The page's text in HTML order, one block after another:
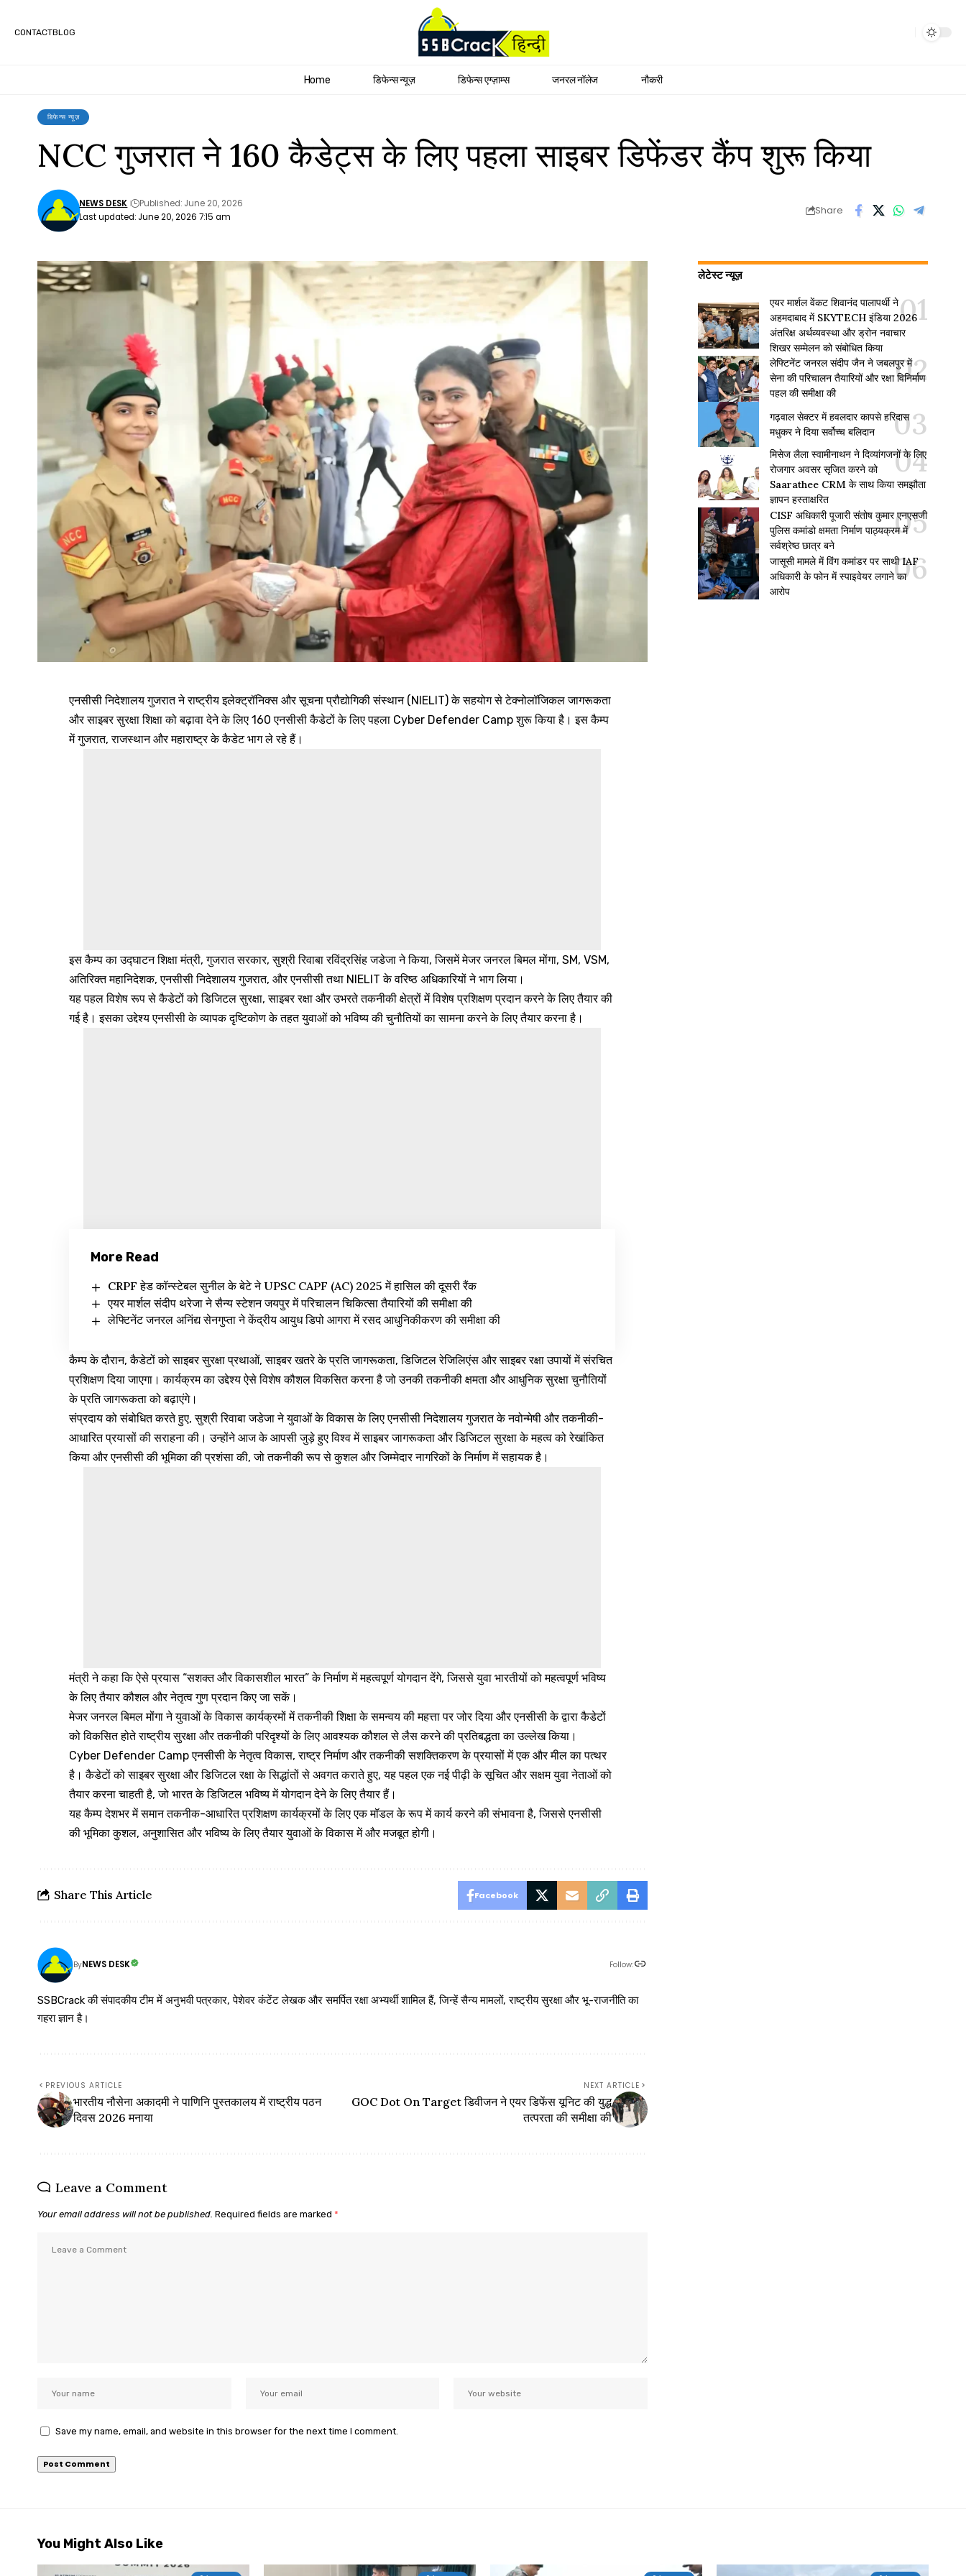
CONTACTBLOG
Home डिफेन्स न्यूज़ डिफेन्स एग्ज़ाम्स जनरल नॉलेज नौकरी
डिफेन्स न्यूज़
NCC गुजरात ने 160 कैडेट्स के लिए पहला साइबर डिफेंडर कैंप शुरू किया
Last updated: June 20, 2026 7:15 am
NEWS DESK Published: June 20, 2026
Share
एनसीसी निदेशालय गुजरात ने राष्ट्रीय इलेक्ट्रॉनिक्स और सूचना प्रौद्योगिकी संस्थान (NIELIT) के सहयोग से टेक्नोलॉजिकल जागरूकता
और साइबर सुरक्षा शिक्षा को बढ़ावा देने के लिए 160 एनसीसी कैडेटों के लिए पहला Cyber Defender Camp शुरू किया है। इस कैम्प
में गुजरात, राजस्थान और महाराष्ट्र के कैडेट भाग ले रहे हैं।
इस कैम्प का उद्घाटन शिक्षा मंत्री, गुजरात सरकार, सुश्री रिवाबा रविंद्रसिंह जडेजा ने किया, जिसमें मेजर जनरल बिमल मोंगा, SM, VSM,
अतिरिक्त महानिदेशक, एनसीसी निदेशालय गुजरात, और एनसीसी तथा NIELIT के वरिष्ठ अधिकारियों ने भाग लिया।
यह पहल विशेष रूप से कैडेटों को डिजिटल सुरक्षा, साइबर रक्षा और उभरते तकनीकी क्षेत्रों में विशेष प्रशिक्षण प्रदान करने के लिए तैयार की
गई है। इसका उद्देश्य एनसीसी के व्यापक दृष्टिकोण के तहत युवाओं को भविष्य की चुनौतियों का सामना करने के लिए तैयार करना है।
More Read
CRPF हेड कॉन्स्टेबल सुनील के बेटे ने UPSC CAPF (AC) 2025 में हासिल की दूसरी रैंक
एयर मार्शल संदीप थरेजा ने सैन्य स्टेशन जयपुर में परिचालन चिकित्सा तैयारियों की समीक्षा की
लेफ्टिनेंट जनरल अनिंद्य सेनगुप्ता ने केंद्रीय आयुध डिपो आगरा में रसद आधुनिकीकरण की समीक्षा की
कैम्प के दौरान, कैडेटों को साइबर सुरक्षा प्रथाओं, साइबर खतरे के प्रति जागरूकता, डिजिटल रेजिलिएंस और साइबर रक्षा उपायों में संरचित
प्रशिक्षण दिया जाएगा। कार्यक्रम का उद्देश्य ऐसे विशेष कौशल विकसित करना है जो उनकी तकनीकी क्षमता और आधुनिक सुरक्षा चुनौतियों
के प्रति जागरूकता को बढ़ाएंगे।
संप्रदाय को संबोधित करते हुए, सुश्री रिवाबा जडेजा ने युवाओं के विकास के लिए एनसीसी निदेशालय गुजरात के नवोन्मेषी और तकनीकी-
आधारित प्रयासों की सराहना की। उन्होंने आज के आपसी जुड़े हुए विश्व में साइबर जागरूकता और डिजिटल सुरक्षा के महत्व को रेखांकित
किया और एनसीसी की भूमिका की प्रशंसा की, जो तकनीकी रूप से कुशल और जिम्मेदार नागरिकों के निर्माण में सहायक है।
मंत्री ने कहा कि ऐसे प्रयास “सशक्त और विकासशील भारत” के निर्माण में महत्वपूर्ण योगदान देंगे, जिससे युवा भारतीयों को महत्वपूर्ण भविष्य
के लिए तैयार कौशल और नेतृत्व गुण प्रदान किए जा सकें।
मेजर जनरल बिमल मोंगा ने युवाओं के विकास कार्यक्रमों में तकनीकी शिक्षा के समन्वय की महत्ता पर जोर दिया और एनसीसी के द्वारा कैडेटों
को विकसित होते राष्ट्रीय सुरक्षा और तकनीकी परिदृश्यों के लिए आवश्यक कौशल से लैस करने की प्रतिबद्धता का उल्लेख किया।
Cyber Defender Camp एनसीसी के नेतृत्व विकास, राष्ट्र निर्माण और तकनीकी सशक्तिकरण के प्रयासों में एक और मील का पत्थर
है। कैडेटों को साइबर सुरक्षा और डिजिटल रक्षा के सिद्धांतों से अवगत कराते हुए, यह पहल एक नई पीढ़ी के सूचित और सक्षम युवा नेताओं को
तैयार करना चाहती है, जो भारत के डिजिटल भविष्य में योगदान देने के लिए तैयार हैं।
यह कैम्प देशभर में समान तकनीक-आधारित प्रशिक्षण कार्यक्रमों के लिए एक मॉडल के रूप में कार्य करने की संभावना है, जिससे एनसीसी
की भूमिका कुशल, अनुशासित और भविष्य के लिए तैयार युवाओं के विकास में और मजबूत होगी।
Share This Article Facebook
ByNEWS DESK Follow:
SSBCrack की संपादकीय टीम में अनुभवी पत्रकार, पेशेवर कंटेंट लेखक और समर्पित रक्षा अभ्यर्थी शामिल हैं, जिन्हें सैन्य मामलों, राष्ट्रीय सुरक्षा और भू-राजनीति का
गहरा ज्ञान है।
PREVIOUS ARTICLE
भारतीय नौसेना अकादमी ने पाणिनि पुस्तकालय में राष्ट्रीय पठन
दिवस 2026 मनाया
NEXT ARTICLE
GOC Dot On Target डिवीजन ने एयर डिफेंस यूनिट की युद्ध
तत्परता की समीक्षा की
Leave a Comment
Your email address will not be published. Required fields are marked *
Save my name, email, and website in this browser for the next time I comment.
लेटेस्ट न्यूज़
एयर मार्शल वेंकट शिवानंद पालापर्थी ने
अहमदाबाद में SKYTECH इंडिया 2026
अंतरिक्ष अर्थव्यवस्था और ड्रोन नवाचार
शिखर सम्मेलन को संबोधित किया
लेफ्टिनेंट जनरल संदीप जैन ने जबलपुर में
सेना की परिचालन तैयारियों और रक्षा विनिर्माण
पहल की समीक्षा की
गढ़वाल सेक्टर में हवलदार कापसे हरिदास
मधुकर ने दिया सर्वोच्च बलिदान
मिसेज लैला स्वामीनाथन ने दिव्यांगजनों के लिए
रोजगार अवसर सृजित करने को
Saarathee CRM के साथ किया समझौता
ज्ञापन हस्ताक्षरित
CISF अधिकारी पूजारी संतोष कुमार एनएसजी
पुलिस कमांडो क्षमता निर्माण पाठ्यक्रम में
सर्वश्रेष्ठ छात्र बने
जासूसी मामले में विंग कमांडर पर साथी IAF
अधिकारी के फोन में स्पाइवेयर लगाने का
आरोप
You Might Also Like